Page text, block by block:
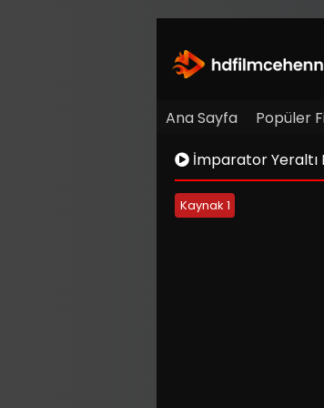
Ana Sayfa Popüler
İmparator Yeraltı
Kaynak 1